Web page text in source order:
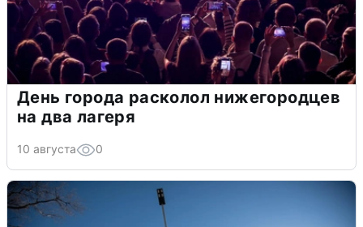
День города расколол нижегородцев
на два лагеря
10 августа 0